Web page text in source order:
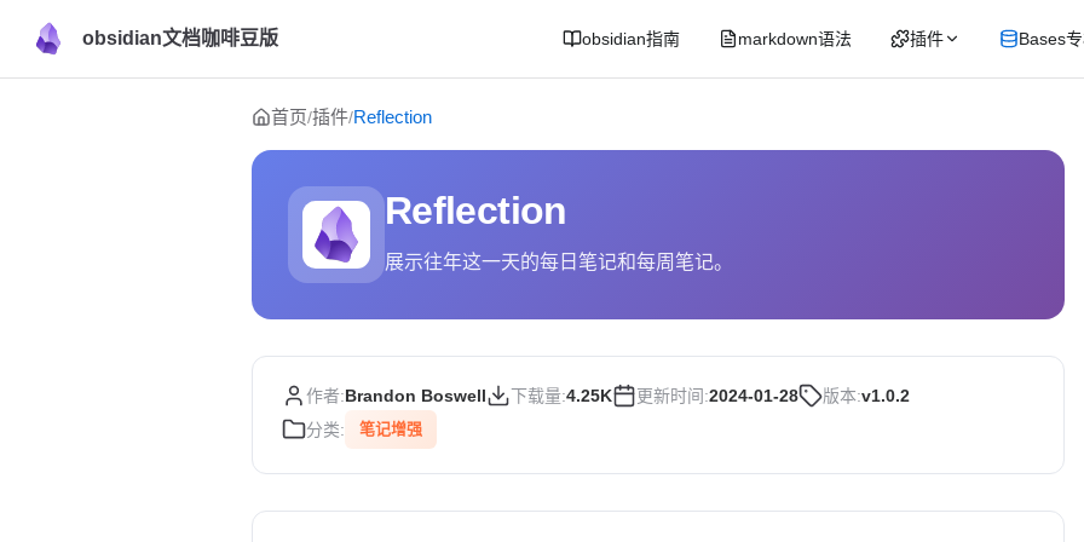
obsidian文档咖啡豆版 obsidian指南 markdown语法 插件 Bases
Skip to content
首页/插件/Reflection
Reflection
展示往年这一天的每日笔记和每周笔记。
作者:Brandon Boswell 下载量:4.25K 更新时间:2024-01-28 版本:v1.0.2
分类:
笔记增强